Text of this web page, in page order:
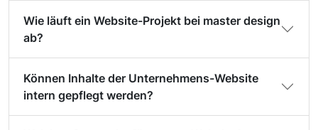
Wie läuft ein Website-Projekt bei master design
ab?
Können Inhalte der Unternehmens-Website
intern gepflegt werden?